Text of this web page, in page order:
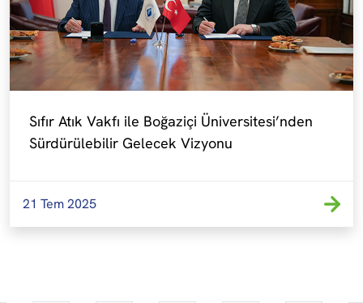
Sıfır Atık Vakfı ile Boğaziçi Üniversitesi’nden
Sürdürülebilir Gelecek Vizyonu
21 Tem 2025